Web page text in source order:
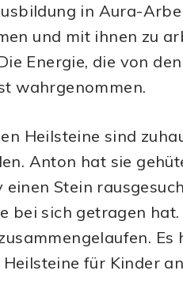
in Aura-
und mit ihnen zu
Energie, die von
wahrgenommen.
Heilsteine sind
Anton hat sie
Stein
bei sich getragen
Heilsteine für Kinder